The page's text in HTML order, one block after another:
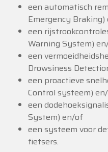
een automatisch
Emergency
een
Warning System)
een
Drowsiness
een proactieve
Control systeem)
een
System) en/of
een systeem voor
fietsers.